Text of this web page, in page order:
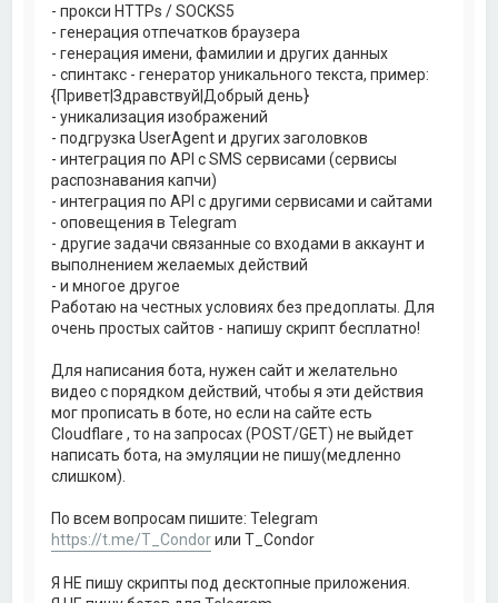
- прокси HTTPs / SOCKS5
- генерация отпечатков браузера
- генерация имени, фамилии и других данных
- спинтакс - генератор уникального текста, пример:
{Привет|Здравствуй|Добрый день}
- уникализация изображений
- подгрузка UserAgent и других заголовков
- интеграция по API с SMS сервисами (сервисы
распознавания капчи)
- интеграция по API с другими сервисами и сайтами
- оповещения в Telegram
- другие задачи связанные со входами в аккаунт и
выполнением желаемых действий
- и многое другое
Работаю на честных условиях без предоплаты. Для
очень простых сайтов - напишу скрипт бесплатно!
Для написания бота, нужен сайт и желательно
видео с порядком действий, чтобы я эти действия
мог прописать в боте, но если на сайте есть
Cloudflare , то на запросах (POST/GET) не выйдет
написать бота, на эмуляции не пишу(медленно
слишком).
По всем вопросам пишите: Telegram
https://t.me/T_Condorили T_Condor
Я НЕ пишу скрипты под десктопные приложения.